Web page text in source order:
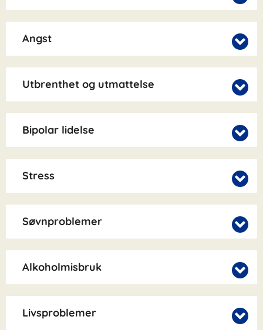
Angst
Utbrenthet og utmattelse
Bipolar lidelse
Stress
Søvnproblemer
Alkoholmisbruk
Livsproblemer